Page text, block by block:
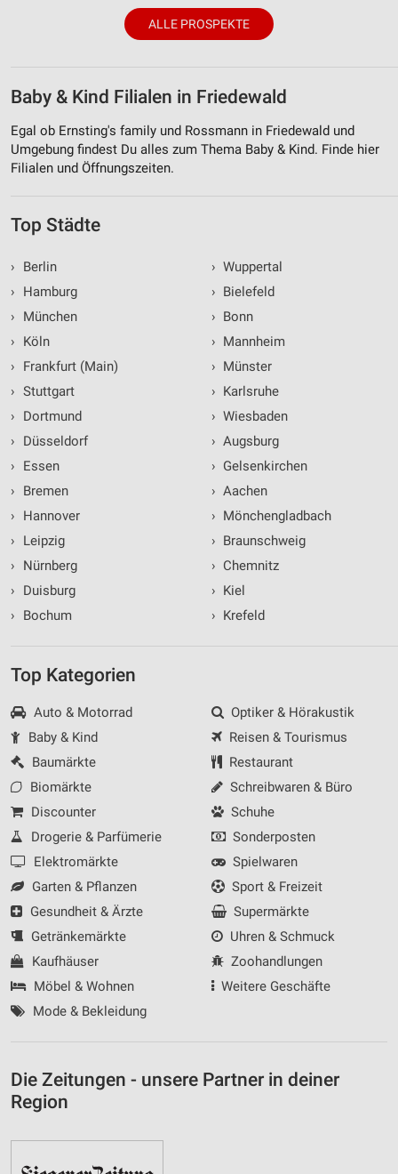
ALLE PROSPEKTE
Baby & Kind Filialen in Friedewald
Egal ob Ernsting's family und Rossmann in Friedewald und
Umgebung findest Du alles zum Thema Baby & Kind. Finde hier
Filialen und Öffnungszeiten.
Top Städte
›
Berlin
›
Hamburg
›
München
›
Köln
›
Frankfurt (Main)
› Stuttgart
›
Dortmund
›
Düsseldorf
›
Essen
›
Bremen
›
Hannover
›
Leipzig
›
Nürnberg
›
Duisburg
›
Bochum
› Wuppertal
› Bielefeld
› Bonn
› Mannheim
› Münster
› Karlsruhe
› Wiesbaden
› Augsburg
› Gelsenkirchen
› Aachen
› Mönchengladbach
› Braunschweig
› Chemnitz
› Kiel
› Krefeld
Top Kategorien
Auto & Motorrad
Baby & Kind
Baumärkte
Biomärkte
Discounter
Drogerie & Parfümerie
Elektromärkte
Garten & Pflanzen
Gesundheit & Ärzte
Getränkemärkte
Kaufhäuser
Möbel & Wohnen
Mode & Bekleidung
Optiker & Hörakustik
Reisen & Tourismus
Restaurant
Schreibwaren & Büro
Schuhe
Sonderposten
Spielwaren
Sport & Freizeit
Supermärkte
Uhren & Schmuck
Zoohandlungen
Weitere Geschäfte
Die Zeitungen - unsere Partner in deiner
Region